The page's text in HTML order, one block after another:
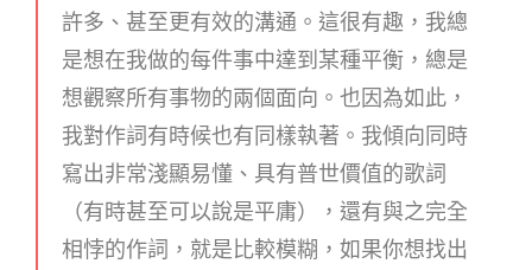
許多、甚至更有效的溝通。這很有趣，我總
是想在我做的每件事中達到某種平衡，總是
想觀察所有事物的兩個面向。也因為如此，
我對作詞有時候也有同樣執著。我傾向同時
寫出非常淺顯易懂、具有普世價值的歌詞
（有時甚至可以說是平庸），還有與之完全
相悖的作詞，就是比較模糊，如果你想找出